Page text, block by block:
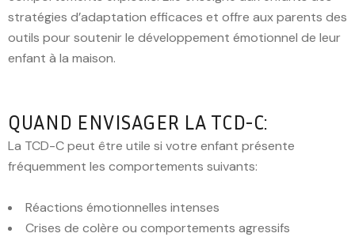
stratégies d’adaptation efficaces et offre aux parents des
outils pour soutenir le développement émotionnel de leur
enfant à la maison.
QUAND ENVISAGER LA TCD-C:
La TCD-C peut être utile si votre enfant présente
fréquemment les comportements suivants:
Réactions émotionnelles intenses
Crises de colère ou comportements agressifs